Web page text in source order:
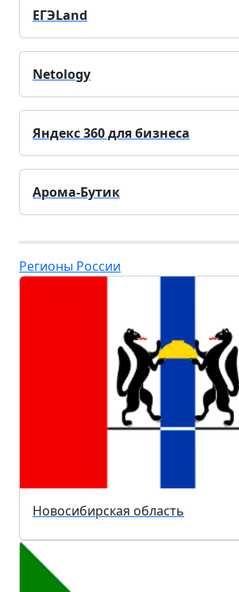
ЕГЭLand
Netology
Яндекс 360 для бизнеса
Арома-Бутик
Регионы России
Новосибирская область